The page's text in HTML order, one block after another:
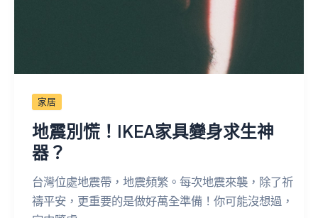
家居
地震別慌！IKEA家具變身求生神
器？
台灣位處地震帶，地震頻繁。每次地震來襲，除了祈
禱平安，更重要的是做好萬全準備！你可能沒想過，